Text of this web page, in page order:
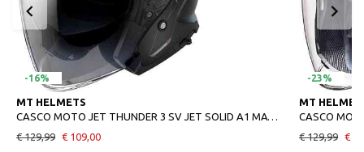
-16%
MT HELMETS
CASCO MOTO JET THUNDER 3 SV JET SOLID A1 MATT BLACK
€ 129,99 € 109,00
-23%
MT
€ 129,99 €